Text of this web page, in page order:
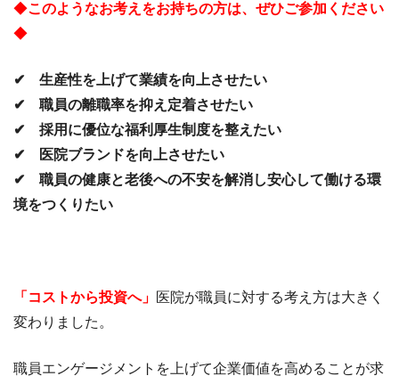
◆このようなお考えをお持ちの方は、ぜひご参加ください
◆
✔ 生産性を上げて業績を向上させたい
✔ 職員の離職率を抑え定着させたい
✔ 採用に優位な福利厚生制度を整えたい
✔ 医院ブランドを向上させたい
✔ 職員の健康と老後への不安を解消し安心して働ける環
境をつくりたい
「コストから投資へ」 医院が職員に対する考え方は大きく
変わりました。
職員エンゲージメントを上げて企業価値を高めることが求